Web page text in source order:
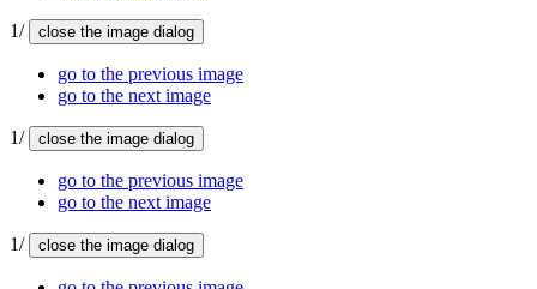
1/ close the image dialog
go to the previous image
go to the next image
1/ close the image dialog
go to the previous image
go to the next image
1/ close the image dialog